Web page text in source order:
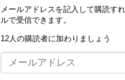
メールアドレスを記入して購読す
ルで受信できます。
12人の購読者に加わりましょう
メ